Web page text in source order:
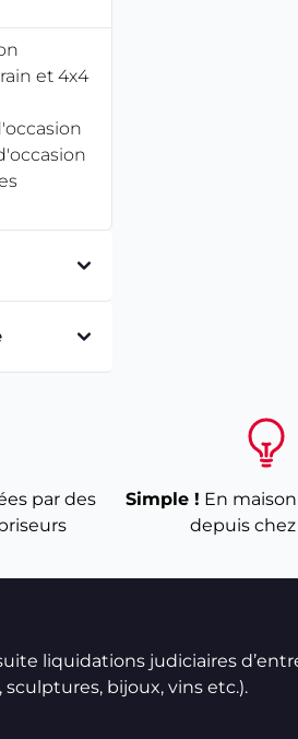
et 4x4
par des
Simple ! En
depuis
liquidations judiciaires
bijoux, vins etc.).